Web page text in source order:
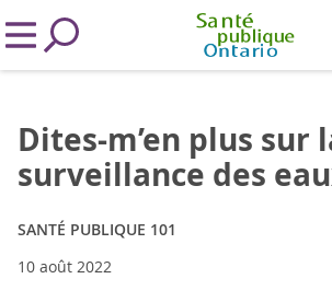
Dites-m’en plus sur
surveillance des
SANTÉ PUBLIQUE 101
10 août 2022